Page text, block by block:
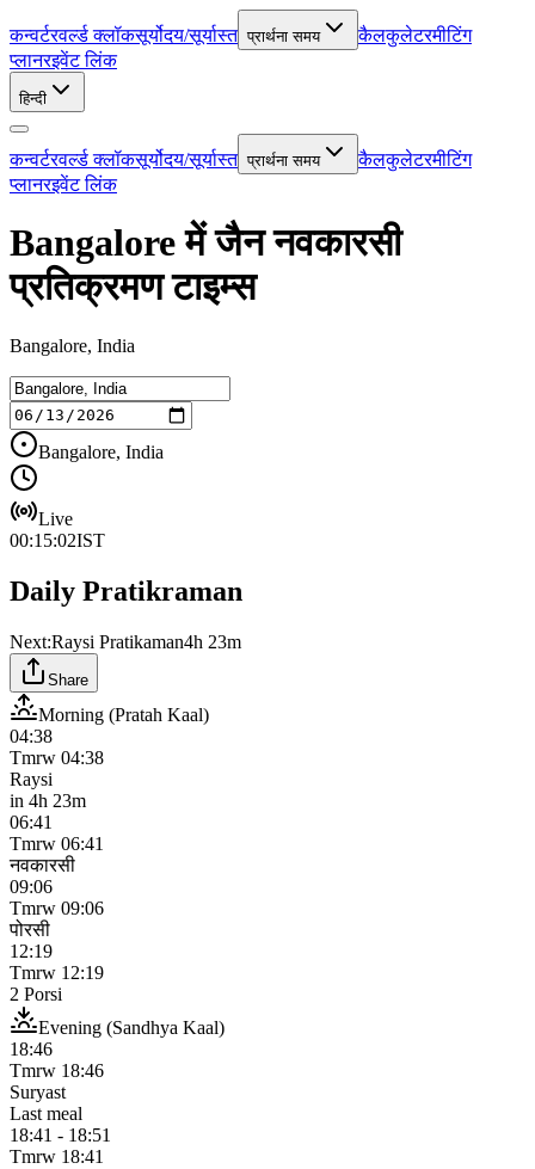
कन्वर्टरवर्ल्ड क्लॉकसूर्योदय/सूर्यास्त प्रार्थना समय कैलकुलेटरमीटिंग
प्लानरइवेंट लिंक
हिन्दी
कन्वर्टरवर्ल्ड क्लॉकसूर्योदय/सूर्यास्त प्रार्थना समय कैलकुलेटरमीटिंग
प्लानरइवेंट लिंक
Bangalore में जैन नवकारसी
प्रतिक्रमण टाइम्स
Bangalore, India
Bangalore, India
Live
00:15:02IST
Daily Pratikraman
Next:Raysi Pratikaman4h 23m
Share
Morning (Pratah Kaal)
04:38
Tmrw 04:38
Raysi
in 4h 23m
06:41
Tmrw 06:41
नवकारसी
09:06
Tmrw 09:06
पोरसी
12:19
Tmrw 12:19
2 Porsi
Evening (Sandhya Kaal)
18:46
Tmrw 18:46
Suryast
Last meal
18:41 - 18:51
Tmrw 18:41